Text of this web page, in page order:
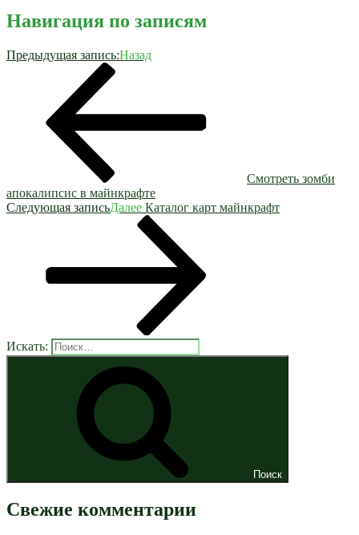
Навигация по записям
Предыдущая запись:Назад
Смотреть зомби
апокалипсис в майнкрафте
Следующая записьДалее Каталог карт майнкрафт
Искать:
Поиск
Свежие комментарии